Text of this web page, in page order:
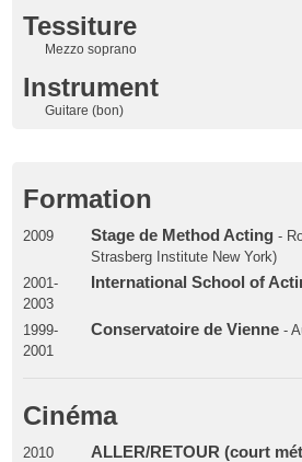
Tessiture
Mezzo soprano
Instrument
Guitare (bon)
Formation
2009 Stage de Method Acting -
Strasberg Institute New York)
2001-
2003
International School of
1999-
2001
Conservatoire de Vienne-
Cinéma
2010 ALLER/RETOUR (court